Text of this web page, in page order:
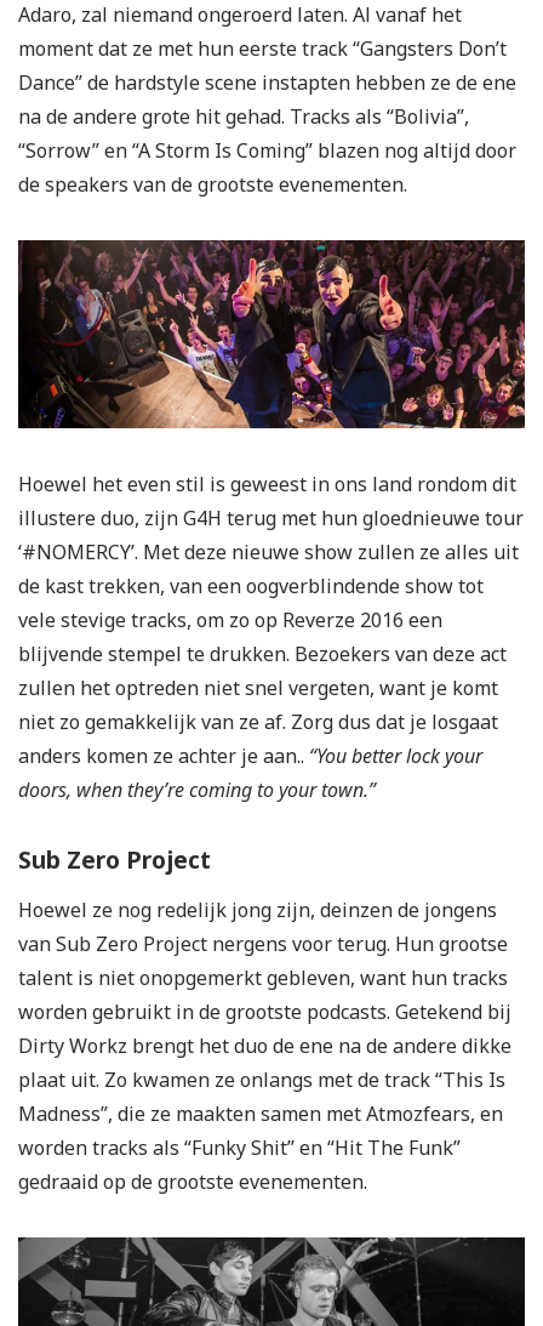
Adaro, zal niemand ongeroerd laten. Al vanaf het
moment dat ze met hun eerste track “Gangsters Don’t
Dance” de hardstyle scene instapten hebben ze de ene
na de andere grote hit gehad. Tracks als “Bolivia”,
“Sorrow” en “A Storm Is Coming” blazen nog altijd door
de speakers van de grootste evenementen.
Hoewel het even stil is geweest in ons land rondom dit
illustere duo, zijn G4H terug met hun gloednieuwe tour
‘#NOMERCY’. Met deze nieuwe show zullen ze alles uit
de kast trekken, van een oogverblindende show tot
vele stevige tracks, om zo op Reverze 2016 een
blijvende stempel te drukken. Bezoekers van deze act
zullen het optreden niet snel vergeten, want je komt
niet zo gemakkelijk van ze af. Zorg dus dat je losgaat
anders komen ze achter je aan.. “You better lock your
doors, when they’re coming to your town.”
Sub Zero Project
Hoewel ze nog redelijk jong zijn, deinzen de jongens
van Sub Zero Project nergens voor terug. Hun grootse
talent is niet onopgemerkt gebleven, want hun tracks
worden gebruikt in de grootste podcasts. Getekend bij
Dirty Workz brengt het duo de ene na de andere dikke
plaat uit. Zo kwamen ze onlangs met de track “This Is
Madness”, die ze maakten samen met Atmozfears, en
worden tracks als “Funky Shit” en “Hit The Funk”
gedraaid op de grootste evenementen.